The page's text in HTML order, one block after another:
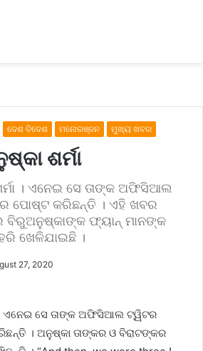
ଦେଶ ବିଦେଶ ମନୋରଞ୍ଜନ ମୁଖ୍ୟ ଖବର
ଶର୍ମା
। ଏନେଇ ସେ ତାଙ୍କ ଅଫିସିଆଲ
ପୋଷ୍ଟ କରିଛନ୍ତି । ଏହି ଖବର
ବିରୁଅନୁଷ୍କାଙ୍କ ଫ୍ୟାନ୍ ମାନଙ୍କ
ଖେଳିଯାଇଛି ।
27, 2020
। ଏନେଇ ସେ ତାଙ୍କ ଅଫିସିଆଲ ଟ୍ୱିଟର
। ଅନୁଷ୍କା ତାଙ୍କର ଓ ବିରାଟଙ୍କର